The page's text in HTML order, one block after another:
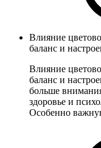
Влияние
баланс и
Влияние
баланс и
больше
здоровье и
Особенно